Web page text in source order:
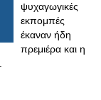
ψυχαγωγικές
εκπομπές
έκαναν ήδη
πρεμιέρα και η